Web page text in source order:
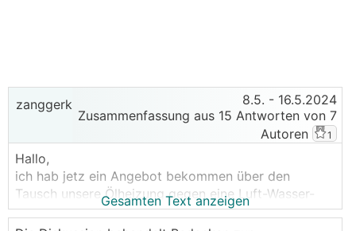
zanggerk 8.5. - 16.5.2024
Zusammenfassung aus 15 Antworten von 7
Autoren
1
Hallo,
ich hab jetz ein Angebot bekommen über den
Tausch unsere Ölheizung gegen eine Luft-Wasser-
wärmepumpe (ohne Warmwasser). DieLWPselbst
Gesamten Text anzeigen